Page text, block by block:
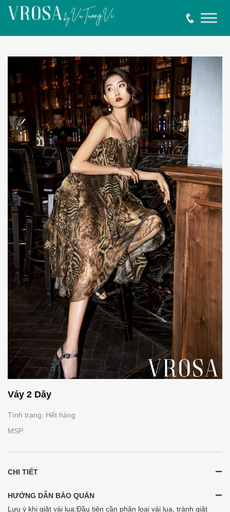
Váy 2 Dây
Tình trạng: Hết hàng
MSP:
CHI TIẾT
HƯỚNG DẪN BẢO QUẢN
Lưu ý khi giặt vải lụa:Đầu tiên cần phân loại vải lụa, tránh giặt